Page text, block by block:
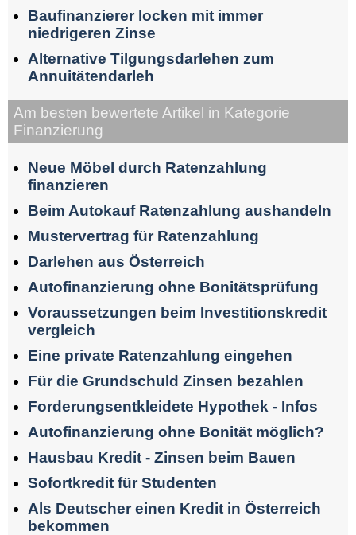
Baufinanzierer locken mit immer
niedrigeren Zinse
Alternative Tilgungsdarlehen zum
Annuitätendarleh
Am besten bewertete Artikel in Kategorie
Finanzierung
Neue Möbel durch Ratenzahlung
finanzieren
Beim Autokauf Ratenzahlung aushandeln
Mustervertrag für Ratenzahlung
Darlehen aus Österreich
Autofinanzierung ohne Bonitätsprüfung
Voraussetzungen beim Investitionskredit
vergleich
Eine private Ratenzahlung eingehen
Für die Grundschuld Zinsen bezahlen
Forderungsentkleidete Hypothek - Infos
Autofinanzierung ohne Bonität möglich?
Hausbau Kredit - Zinsen beim Bauen
Sofortkredit für Studenten
Als Deutscher einen Kredit in Österreich
bekommen